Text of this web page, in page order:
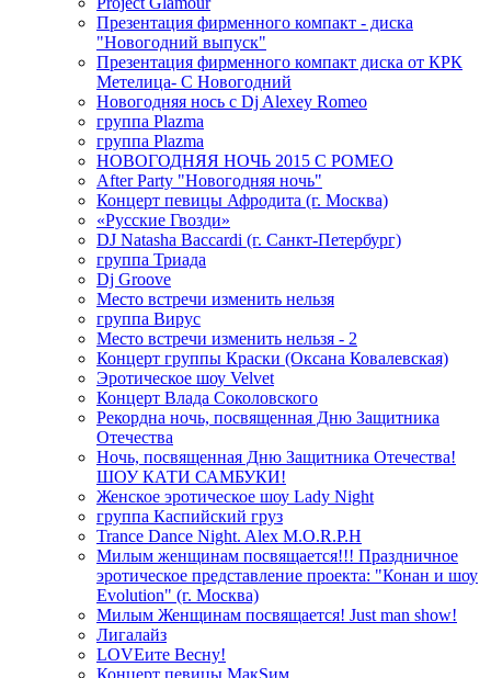
Презентация фирменного компакт - диска
"Новогодний выпуск"
Презентация фирменного компакт диска от КРК
Метелица- С Новогодний
Новогодняя нось с Dj Alexey Romeo
группа Plazma
группа Plazma
НОВОГОДНЯЯ НОЧЬ 2015 C РОМЕО
After Party "Новогодняя ночь"
Концерт певицы Афродита (г. Москва)
«Русские Гвозди»
DJ Natasha Baccardi (г. Санкт-Петербург)
группа Триада
Dj Groove
Место встречи изменить нельзя
группа Вирус
Место встречи изменить нельзя - 2
Концерт группы Краски (Оксана Ковалевская)
Эротическое шоу Velvet
Концерт Влада Соколовского
Рекордна ночь, посвященная Дню Защитника
Отечества
Ночь, посвященная Дню Защитника Отечества!
ШОУ КАТИ САМБУКИ!
Женское эротическое шоу Lady Night
группа Каспийский груз
Trance Dance Night. Alex M.O.R.P.H
Милым женщинам посвящается!!! Праздничное
эротическое представление проекта: "Конан и шоу
Evolution" (г. Москва)
Милым Женщинам посвящается! Just man show!
Лигалайз
LOVEите Весну!
Концерт певицы МакSим